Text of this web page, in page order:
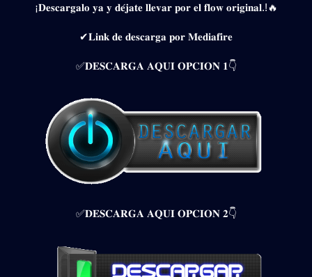
¡𝐃𝐞𝐬𝐜𝐚𝐫𝐠𝐚𝐥𝐨 𝐲𝐚 𝐲 𝐝𝐞́𝐣𝐚𝐭𝐞 𝐥𝐥𝐞𝐯𝐚𝐫 𝐩𝐨𝐫 𝐞𝐥 𝐟𝐥𝐨𝐰 𝐨𝐫𝐢𝐠𝐢𝐧𝐚𝐥.!🔥
✔𝐋𝐢𝐧𝐤 𝐝𝐞 𝐝𝐞𝐬𝐜𝐚𝐫𝐠𝐚 𝐩𝐨𝐫 𝐌𝐞𝐝𝐢𝐚𝐟𝐢𝐫𝐞
✅𝐃𝐄𝐒𝐂𝐀𝐑𝐆𝐀 𝐀𝐐𝐔𝐈 𝐎𝐏𝐂𝐈𝐎𝐍 𝟏👇
✅𝐃𝐄𝐒𝐂𝐀𝐑𝐆𝐀 𝐀𝐐𝐔𝐈 𝐎𝐏𝐂𝐈𝐎𝐍 𝟐👇